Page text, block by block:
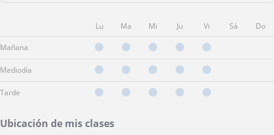
Lu Ma Mi Ju Vi Sá Do
Mañana
Mediodía
Tarde
Ubicación de mis clases